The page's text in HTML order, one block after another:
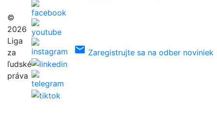
©
2026
Liga
za
ľudské
práva
email Zaregistrujte sa na odber noviniek